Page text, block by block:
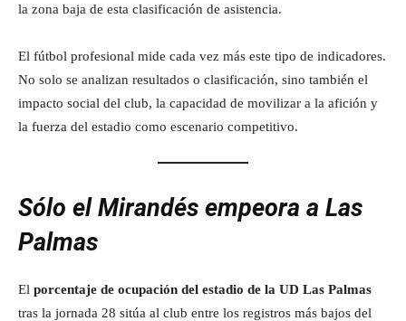
la zona baja de esta clasificación de asistencia.
El fútbol profesional mide cada vez más este tipo de indicadores.
No solo se analizan resultados o clasificación, sino también el
impacto social del club, la capacidad de movilizar a la afición y
la fuerza del estadio como escenario competitivo.
Sólo el Mirandés empeora a Las
Palmas
El porcentaje de ocupación del estadio de la UD Las Palmas
tras la jornada 28 sitúa al club entre los registros más bajos del